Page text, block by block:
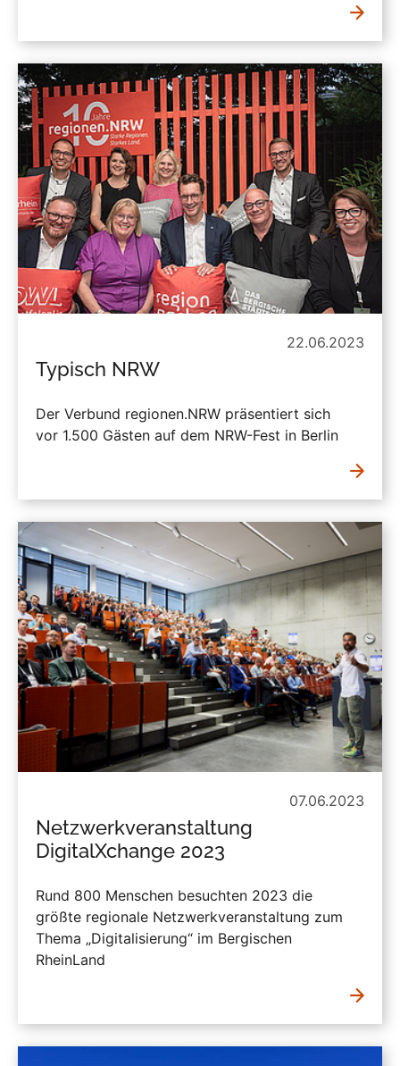
22.06.2023
Typisch NRW
Der Verbund regionen.NRW präsentiert sich
vor 1.500 Gästen auf dem NRW-Fest in Berlin
07.06.2023
Netzwerkveranstaltung
DigitalXchange 2023
Rund 800 Menschen besuchten 2023 die
größte regionale Netzwerkveranstaltung zum
Thema „Digitalisierung“ im Bergischen
RheinLand